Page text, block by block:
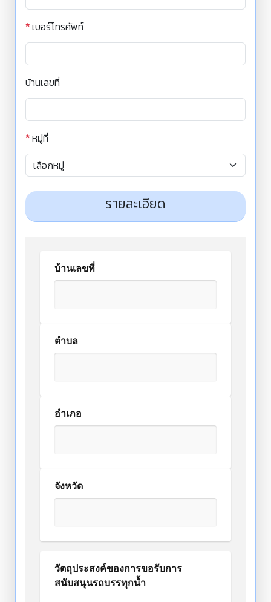
*เบอร์โทรศัพท์
บ้านเลขที่
*หมู่ที่
รายละเอียด
บ้านเลขที่
ตำบล
อำเภอ
จังหวัด
วัตถุประสงค์ของการขอรับการ
สนับสนุนรถบรรทุกน้ำ